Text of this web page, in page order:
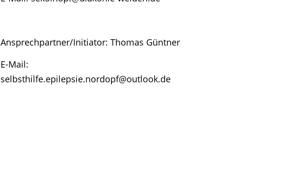
Ansprechpartner/Initiator: Thomas Güntner
E-Mail:
selbsthilfe.epilepsie.nordopf@outlook.de